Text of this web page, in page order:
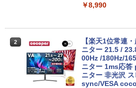
【★最大100%ポ
2026】【
キー】富士通
Core i5/メモリ
8GB/256GB/
￥8,990
2
【楽天1位常連
ニター 21.5 /
00Hz /180Hz/
ニター 1ms応答
ニター 非光沢
sync/VESA